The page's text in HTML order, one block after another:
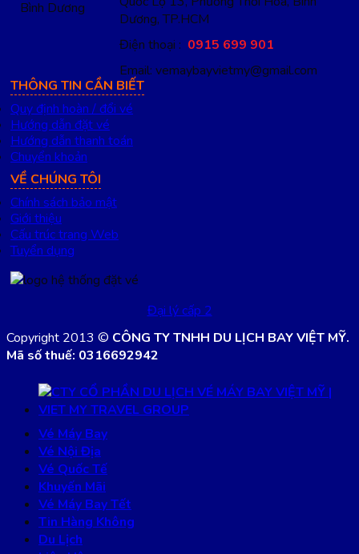
Dương, TP.HCM
Điện thoại : 0915 699 901
Email: vemaybayvietmy@gmail.com
THÔNG TIN CẦN BIẾT
Quy định hoàn / đổi vé
Hướng dẫn đặt vé
Hướng dẫn thanh toán
Chuyển khoản
VỀ CHÚNG TÔI
Chính sách bảo mật
Giới thiệu
Cấu trúc trang Web
Tuyển dụng
Đại lý cấp 2
Copyright 2013 © CÔNG TY TNHH DU LỊCH BAY VIỆT MỸ.
Mã số thuế: 0316692942
Vé Máy Bay
Vé Nội Địa
Vé Quốc Tế
Khuyến Mãi
Vé Máy Bay Tết
Tin Hàng Không
Du Lịch